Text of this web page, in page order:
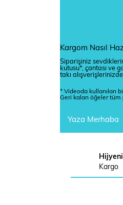
Kargom Nasıl
Siparişiniz
kutusu*, çantası ve
takı
* Videoda kullanılan
Geri kalan öğeler tüm
Yaza Merhaba
Kargo